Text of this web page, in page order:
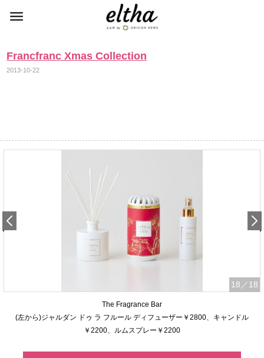
Francfranc Xmas Collection
2013-10-22
18 ／18
The Fragrance Bar
(左から)ジャルダン ドゥ ラ フルール ディフューザー￥2800、キャンドル
￥2200、ルムスプレー￥2200